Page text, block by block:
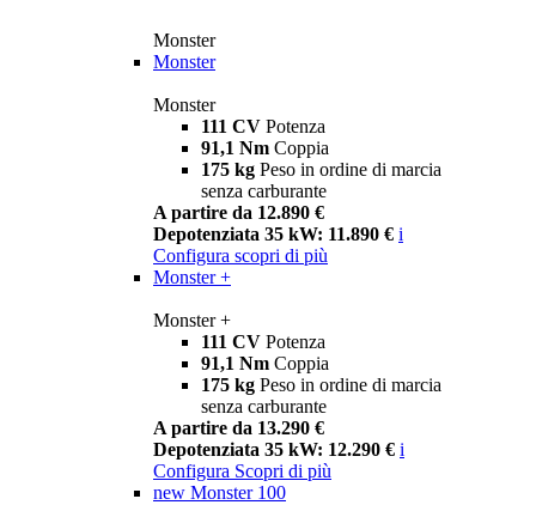
Monster
Monster
Monster
111 CV Potenza
91,1 Nm Coppia
175 kg Peso in ordine di marcia
senza carburante
A partire da 12.890 €
Depotenziata 35 kW: 11.890 € i
Configura scopri di più
Monster +
Monster +
111 CV Potenza
91,1 Nm Coppia
175 kg Peso in ordine di marcia
senza carburante
A partire da 13.290 €
Depotenziata 35 kW: 12.290 € i
Configura Scopri di più
new Monster 100